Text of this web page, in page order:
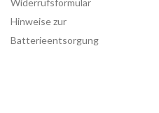
Hinweise zur
Batterieentsorgung